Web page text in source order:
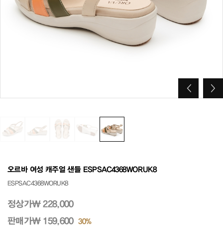
오르바 여성 캐주얼 샌들 ESPSAC4368WORUK8
ESPSAC4368WORUK8
정상가₩ 228,000
판매가₩ 159,600 30%